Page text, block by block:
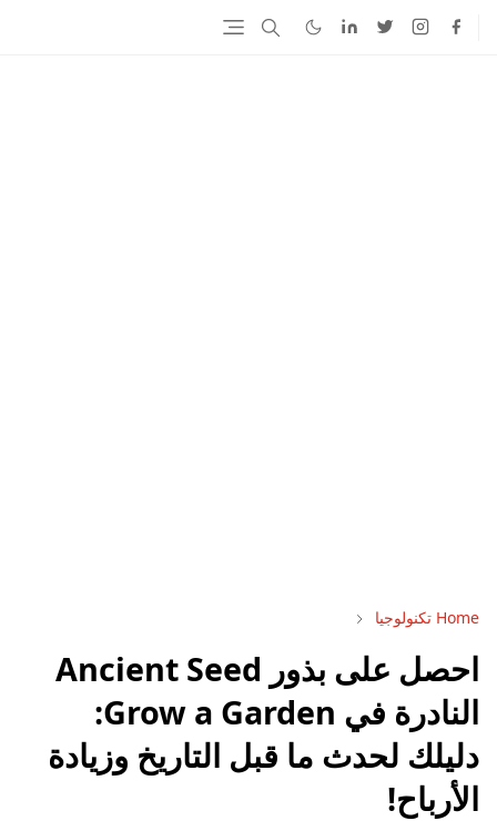
Home تكنولوجيا
احصل على بذور Ancient Seed
النادرة في Grow a Garden:
دليلك لحدث ما قبل التاريخ وزيادة
الأرباح!